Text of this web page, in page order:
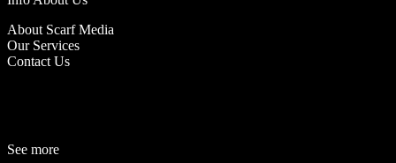
About Scarf Media
Our Services
Contact Us
See more